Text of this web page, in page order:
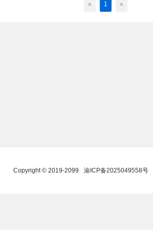
« 1 »
Copyright © 2019-2099 渝ICP备2025049558号